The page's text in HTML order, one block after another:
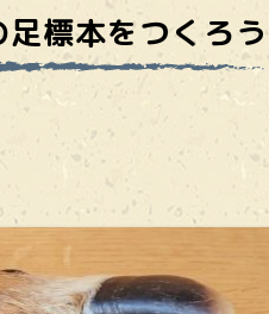
標本をつくろう